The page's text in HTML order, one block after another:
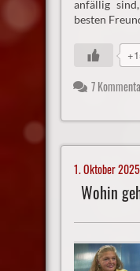
anfällig
besten
7
1. Oktober 2025
Wohin